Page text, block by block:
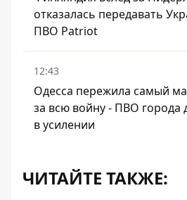
отказалась передавать
ПВО Patriot
12:43
Одесса пережила самый
за всю войну - ПВО города
в усилении
ЧИТАЙТЕ ТАКЖЕ: